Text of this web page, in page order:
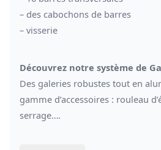
– des cabochons de barres
– visserie
Découvrez notre système de
Des galeries robustes tout en
gamme d’accessoires : rouleau
serrage….